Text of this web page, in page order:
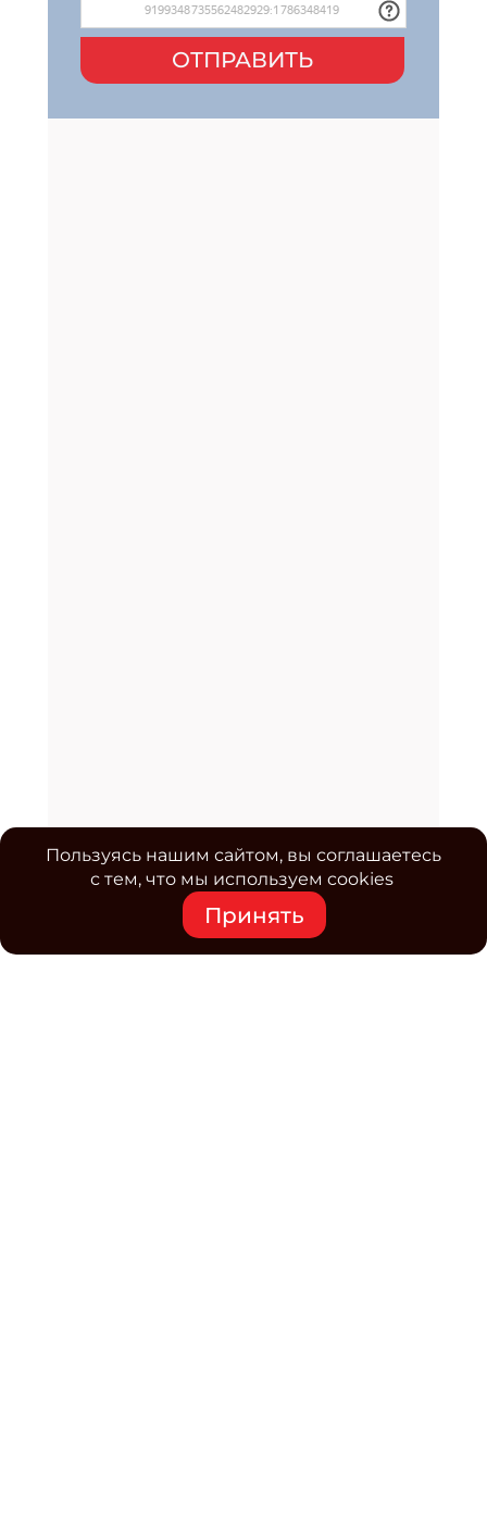
ОТПРАВИТЬ
Пользуясь нашим сайтом, вы соглашаетесь
с тем, что мы используем cookies
Принять